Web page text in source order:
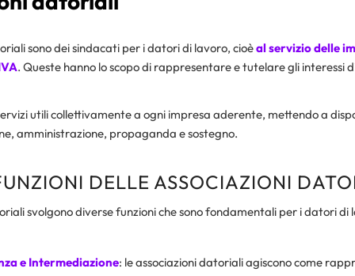
sono dei sindacati per i datori di lavoro, cioèal servizio delle
. Queste hanno lo scopo di rappresentare e tutelare gli interessi
utili collettivamente a ogni impresa aderente, mettendo a
amministrazione, propaganda e sostegno.
DELLE ASSOCIAZIONI
svolgono diverse funzioni che sono fondamentali per i datori di
e Intermediazione: le associazioni datoriali agiscono come